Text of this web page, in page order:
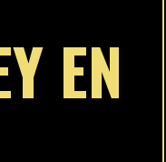
EN